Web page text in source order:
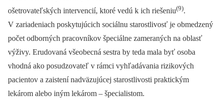
ošetrovateľských intervencií, ktoré vedú k ich riešeniu(9).
V zariadeniach poskytujúcich sociálnu starostlivosť je obmedzený
počet odborných pracovníkov špeciálne zameraných na oblasť
výživy. Erudovaná všeobecná sestra by teda mala byť osoba
vhodná ako posudzovateľ v rámci vyhľadávania rizikových
pacientov a zaistení nadväzujúcej starostlivosti praktickým
lekárom alebo iným lekárom –⁠ špecialistom.